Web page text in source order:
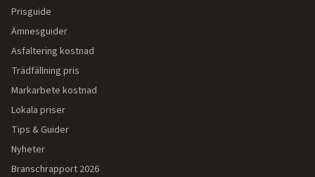
Prisguide
Ämnesguider
Asfaltering kostnad
Trädfällning pris
Markarbete kostnad
Lokala priser
Tips & Guider
Nyheter
Branschrapport 2026